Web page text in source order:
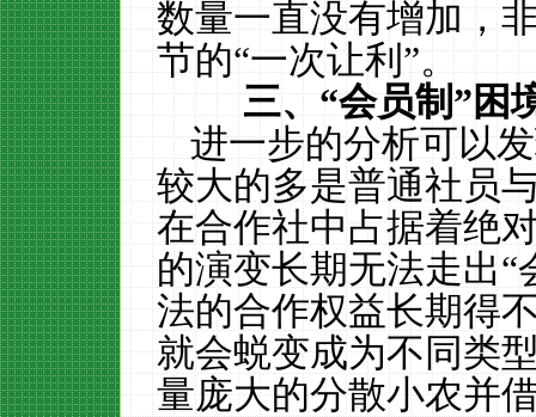
数量一直没有增加，
节的“一次让利”。
三、“会员制”困
进一步的分析可以
较大的多是普通社员
在合作社中占据着绝
的演变长期无法走出“
法的合作权益长期得
就会蜕变成为不同类
量庞大的分散小农并